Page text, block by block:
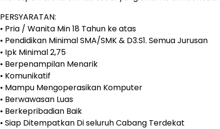
PERSYARATAN:
• Pria / Wanita Min 18 Tahun ke atas
• Pendidikan Minimal SMA/SMK & D3.S1. Semua Jurusan
• Ipk Minimal 2,75
• Berpenampilan Menarik
• Komunikatif
• Mampu Mengoperasikan Komputer
• Berwawasan Luas
• Berkepribadian Baik
• Siap Ditempatkan Di seluruh Cabang Terdekat